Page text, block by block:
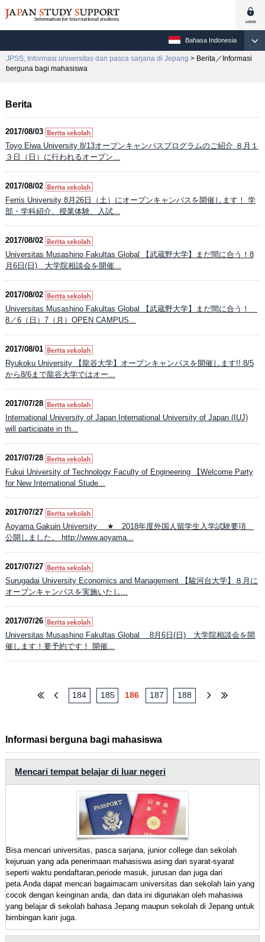
Bahasa Indonesia
JPSS, Informasi universitas dan pasca sarjana di Jepang > Berita／Informasi
berguna bagi mahasiswa
Berita
2017/08/03
Toyo Eiwa University 8/13オープンキャンパスプログラムのご紹介 ８月１
３日（日）に行われるオープン...
2017/08/02
Ferris University 8月26日（土）にオープンキャンパスを開催します！ 学
部・学科紹介、授業体験、入試...
2017/08/02
Universitas Musashino Fakultas Global 【武蔵野大学】まだ間に合う！8
月6日(日) 大学院相談会を開催...
2017/08/02
Universitas Musashino Fakultas Global 【武蔵野大学】まだ間に合う！
8／6（日）7（月）OPEN CAMPUS...
2017/08/01
Ryukoku University 【龍谷大学】オープンキャンパスを開催します!! 8/5
から8/6まで龍谷大学ではオー...
2017/07/28
International University of Japan International University of Japan (IUJ)
will participate in th...
2017/07/28
Fukui University of Technology Faculty of Engineering 【Welcome Party
for New International Stude...
2017/07/27
Aoyama Gakuin University ★ 2018年度外国人留学生入学試験要項
公開しました。 http://www.aoyama...
2017/07/27
Surugadai University Economics and Management 【駿河台大学】８月に
オープンキャンパスを実施いたし...
2017/07/26
Universitas Musashino Fakultas Global 8月6日(日) 大学院相談会を開
催します！要予約です！ 開催...
184 185 186 187 188
Informasi berguna bagi mahasiswa
Mencari tempat belajar di luar negeri
Bisa mencari universitas, pasca sarjana, junior college dan sekolah
kejuruan yang ada penerimaan mahasiswa asing dari syarat-syarat
seperti waktu pendaftaran,periode masuk, jurusan dan juga dari
peta.Anda dapat mencari bagaimacam universitas dan sekolah lain yang
cocok dengan keinginan anda, dan data ini digunakan oleh mahasiwa
yang belajar di sekolah bahasa Jepang maupun sekolah di Jepang untuk
bimbingan karir juga.